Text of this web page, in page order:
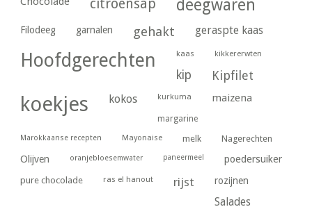
citroensap deegwaren
Filodeeg garnalen gehakt geraspte kaas
Hoofdgerechten kaas kikkererwten
kip Kipfilet
koekjes kokos kurkuma maizena
margarine
Marokkaanse recepten Mayonaise melk Nagerechten
Olijven oranjebloesemwater paneermeel poedersuiker
pure chocolade ras el hanout rijst rozijnen
Salades